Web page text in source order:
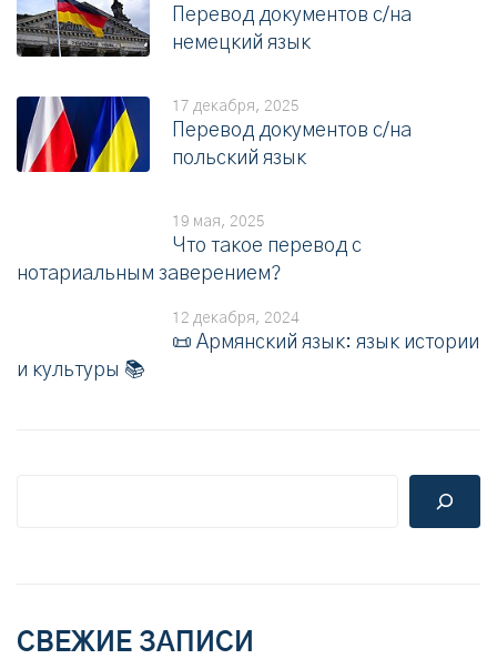
Перевод документов с/на
немецкий язык
17 декабря, 2025
Перевод документов с/на
польский язык
19 мая, 2025
Что такое перевод с
нотариальным заверением?
12 декабря, 2024
📜 Армянский язык: язык истории
и культуры 📚
СВЕЖИЕ ЗАПИСИ